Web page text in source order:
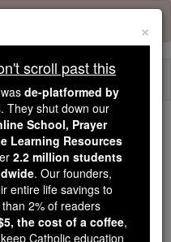
past this
Catholic Online
platformed by Shopify
pro-life beliefs. They
ourCatholic
×
scroll past this
de-platformed by
They shut down our
School, Prayer
Learning Resources
2.2 million students
. Our founders,
entire life savings to
2% of readers
the cost of a coffee,
Catholic education